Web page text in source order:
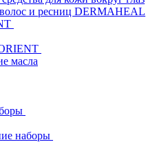
и ресниц DERMAHEAL
масла
наборы